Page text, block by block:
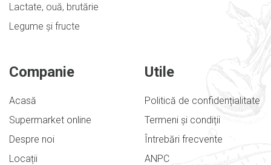
Lactate, ouă, brutărie
Legume și fructe
Companie
Acasă
Supermarket online
Despre noi
Locații
Utile
Politică de confidențialitate
Termeni și condiții
Întrebări frecvente
ANPC